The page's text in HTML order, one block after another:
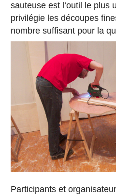
sauteuse est l’outil le plus
privilégie les découpes
nombre suffisant pour la
Participants et